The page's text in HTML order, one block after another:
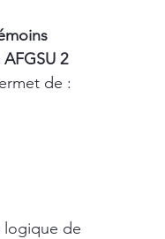
AFGSU 2
de :
logique de